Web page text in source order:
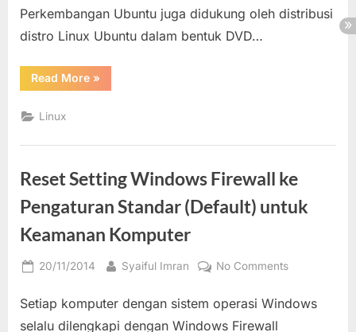
Perkembangan Ubuntu juga didukung oleh distribusi
distro Linux Ubuntu dalam bentuk DVD…
Read More“Pengaturan-
Pengaturan
dan
»
Linux
Reset Setting Windows Firewall ke
Pengaturan Standar (Default) untuk
Keamanan Komputer
Posted
20/11/2014 By
Syaiful Imran No Commentson
Setting
Setiap komputer dengan sistem operasi Windows
selalu dilengkapi dengan Windows Firewall